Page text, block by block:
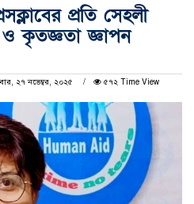
প্রতি সেহলী
কৃতজ্ঞতা জ্ঞাপন
২৭ নভেম্বর, ২০২৫
৫৭২ Time View